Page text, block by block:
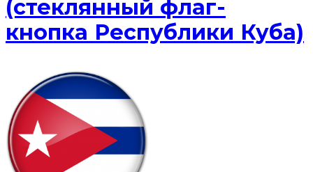
(стеклянный флаг-
кнопка Республики Куба)